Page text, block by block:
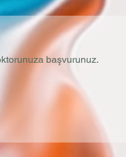
başvurunuz.